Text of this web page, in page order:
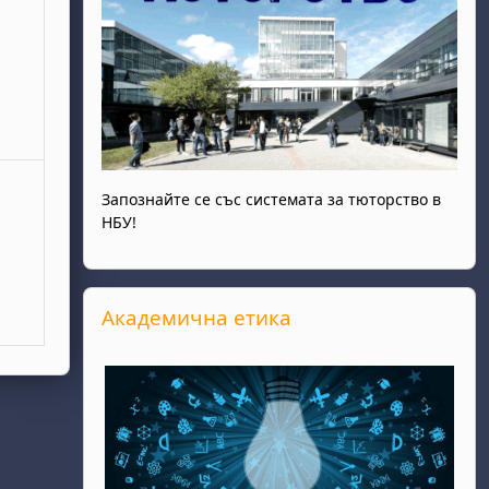
Запознайте се със системата за тюторство в
НБУ!
Прескочи Академична етика
Академична етика